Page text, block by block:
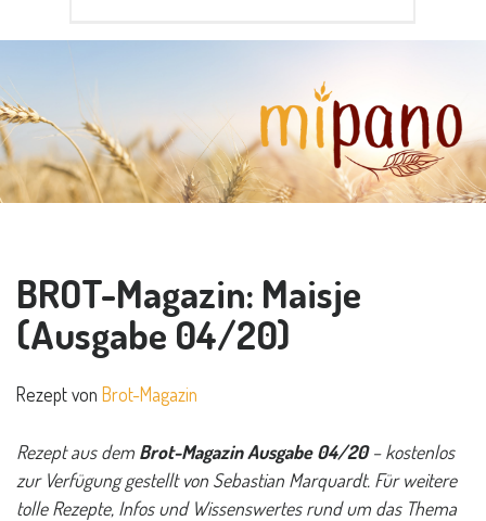
BROT-Magazin: Maisje
(Ausgabe 04/20)
Rezept von Brot-Magazin
Rezept aus dem Brot-Magazin Ausgabe 04/20– kostenlos
zur Verfügung gestellt von Sebastian Marquardt. Für weitere
tolle Rezepte, Infos und Wissenswertes rund um das Thema